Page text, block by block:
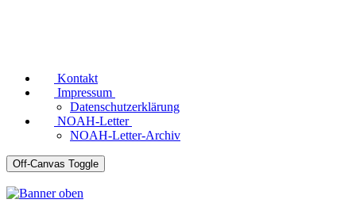
Kontakt
Impressum
Datenschutzerklärung
NOAH-Letter
NOAH-Letter-Archiv
Off-Canvas Toggle